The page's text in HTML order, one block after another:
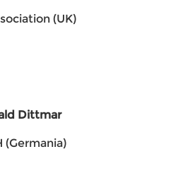
(UK)
Dittmar
(Germania)